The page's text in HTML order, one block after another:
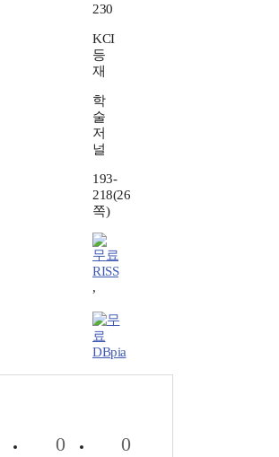
230
KCI
등
재
학
술
저
널
193-
218(26
쪽)
RISS
,
DBpia
0 0